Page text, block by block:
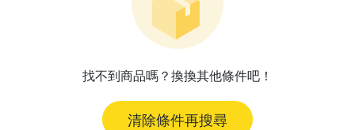
找不到商品嗎？換換其他條件吧！
清除條件再搜尋